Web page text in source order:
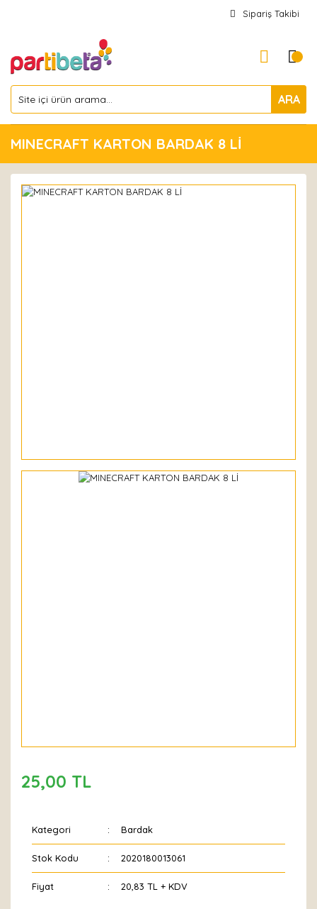
Sipariş Takibi
ARA
MINECRAFT KARTON BARDAK 8 Lİ
25,00 TL
Kategori Bardak
Stok Kodu 2020180013061
Fiyat 20,83 TL + KDV